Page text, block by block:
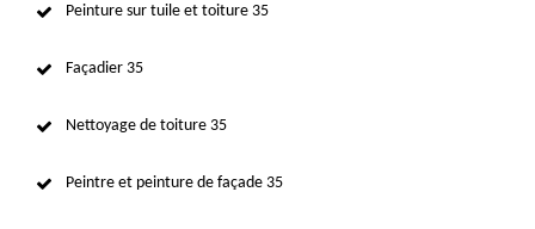
Peinture sur tuile et toiture 35
Façadier 35
Nettoyage de toiture 35
Peintre et peinture de façade 35